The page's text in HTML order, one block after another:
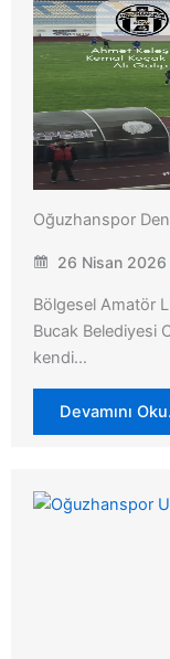
Oğuzhanspor
26 Nisan 2026
Bölgesel Amatör
Bucak Belediyesi
kendi…
Devamını